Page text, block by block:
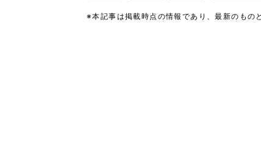
※本記事は掲載時点の情報であり、最新のもの